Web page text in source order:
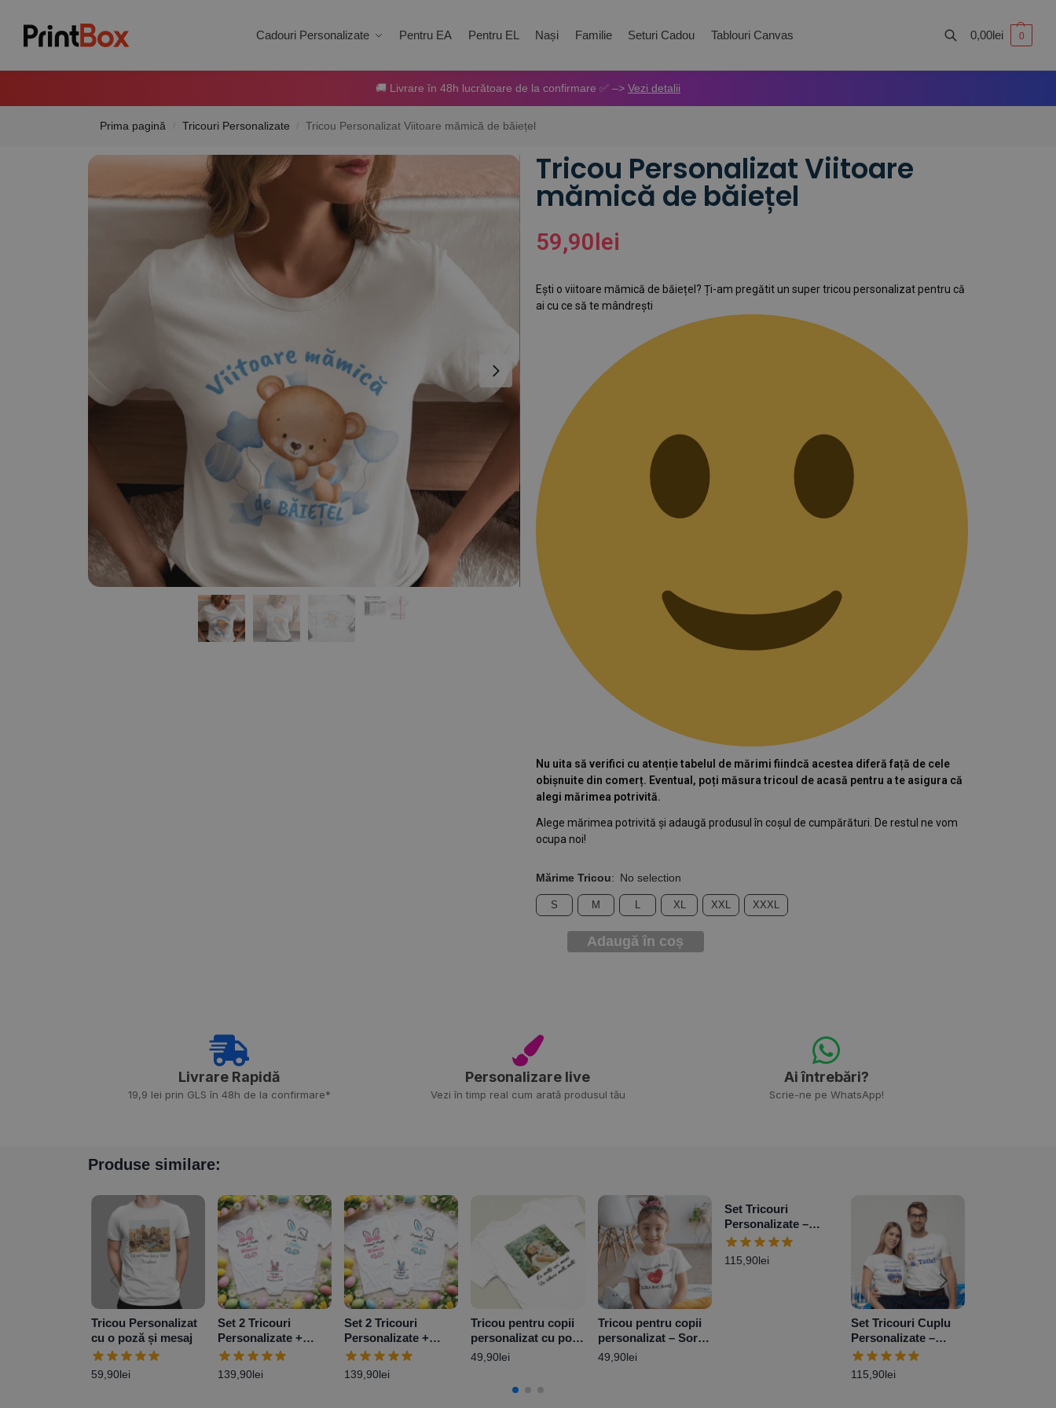
Cadouri Personalizate Pentru EA Pentru EL Nași Familie Seturi Cadou Tablouri Canvas
Search
0,00lei 0
🚚 Livrare în 48h lucrătoare de la confirmare ✅ –> Vezi detalii
Prima pagină / Tricouri Personalizate / Tricou Personalizat Viitoare mămică de băiețel
Tricou Personalizat Viitoare
mămică de băiețel
59,90 lei
Ești o viitoare mămică de băiețel? Ți-am pregătit un super tricou personalizat pentru că
ai cu ce să te mândrești
Nu uita să verifici cu atenție tabelul de mărimi fiindcă acestea diferă față de cele
obișnuite din comerț. Eventual, poți măsura tricoul de acasă pentru a te asigura că
alegi mărimea potrivită.
Alege mărimea potrivită și adaugă produsul în coșul de cumpărături. De restul ne vom
ocupa noi!
Mărime Tricou: No selection
S M L XL XXL XXXL
Adaugă în coș
Livrare Rapidă​
19,9 lei prin GLS în 48h de la confirmare*
Personalizare live
Vezi în timp real cum arată produsul tău
Ai întrebări?
Scrie-ne pe WhatsApp!
Produse similare:
Tricou Personalizat
cu o poză și mesaj
59,90lei
Set 2 Tricouri
Personalizate +
Body – Primul Paște
Baby Girl
139,90lei
Set 2 Tricouri
Personalizate +
Body – Primul Paște
Baby Boy
139,90lei
Tricou pentru copii
personalizat cu poză
și mesaj
49,90lei
Tricou pentru copii
personalizat – Sora
mai mare
49,90lei
Set Tricouri
Personalizate –
Viitori Bunici
115,90lei
Set Tricouri Cuplu
Personalizate –
Viitori părinți Baby
Boy
115,90lei